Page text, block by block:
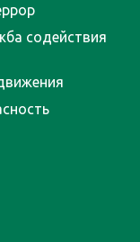
содействия